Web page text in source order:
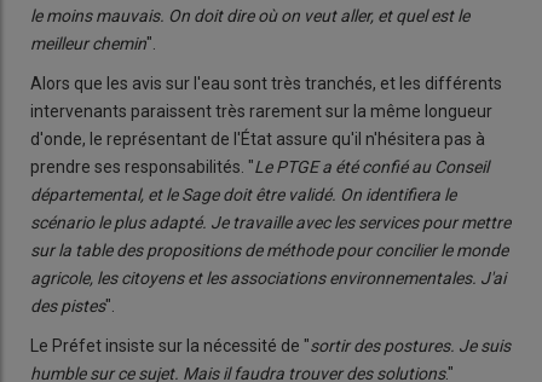
le moins mauvais. On doit dire où on veut aller, et quel est le
meilleur chemin".
Alors que les avis sur l'eau sont très tranchés, et les différents
intervenants paraissent très rarement sur la même longueur
d'onde, le représentant de l'État assure qu'il n'hésitera pas à
prendre ses responsabilités. "Le PTGE a été confié au Conseil
départemental, et le Sage doit être validé. On identifiera le
scénario le plus adapté. Je travaille avec les services pour mettre
sur la table des propositions de méthode pour concilier le monde
agricole, les citoyens et les associations environnementales. J'ai
des pistes".
Le Préfet insiste sur la nécessité de "sortir des postures. Je suis
humble sur ce sujet. Mais il faudra trouver des solutions."